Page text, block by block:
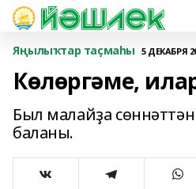
Яңылыҡтар таҫмаһы 5 ДЕКАБРЯ
Көлөргәме,
Был малайҙа
баланы.